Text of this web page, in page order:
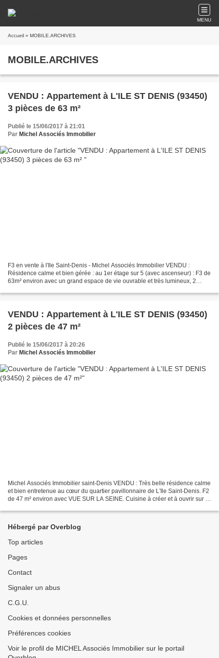
MENU
Accueil » MOBILE.ARCHIVES
MOBILE.ARCHIVES
VENDU : Appartement à L'ILE ST DENIS (93450)
3 pièces de 63 m²
Publié le 15/06/2017 à 21:01
Par Michel Associés Immobilier
F3 en vente à l'Ile Saint-Denis - Michel Associés Immobilier VENDU :
Résidence calme et bien gérée : au 1er étage sur 5 (avec ascenseur) : F3 de
63m² environ avec un grand espace de vie ouvrable et très lumineux, 2
VENDU : Appartement à L'ILE ST DENIS (93450)
2 pièces de 47 m²
Publié le 15/06/2017 à 20:26
Par Michel Associés Immobilier
Michel Associés Immobilier saint-Denis VENDU : Très belle résidence calme
et bien entretenue au cœur du quartier pavillonnaire de L'Ile Saint-Denis. F2
de 47 m² environ avec VUE SUR LA SEINE. Cuisine à créer et à ouvrir sur le
Hébergé par Overblog
Top articles
Pages
Contact
Signaler un abus
C.G.U.
Cookies et données personnelles
Préférences cookies
Voir le profil de MICHEL Associés Immobilier sur le portail